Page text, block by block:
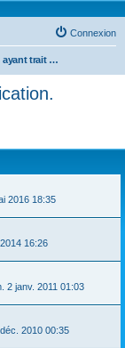
Connexion
Questions ayant trait à une identification.
2016 18:35
16:26
2 janv. 2011 01:03
2010 00:35